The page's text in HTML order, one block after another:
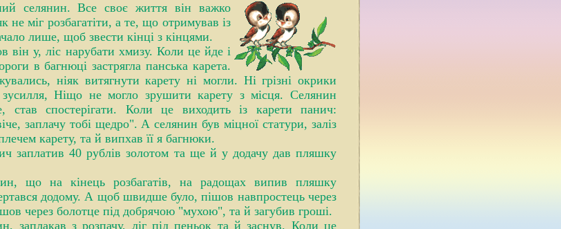
селянин. Все своє життя він важко
не міг розбагатіти, а те, що отримував із
лише, щоб звести кінці з кінцями.
він у, ліс нарубати хмизу. Коли це йде і
в багнюці застрягла панська карета.
ніяк витягнути карету ні могли. Ні грізні окрики
зусилля, Ніщо не могло зрушити карету з місця. Селянин
став спостерігати. Коли це виходить із карети панич:
заплачу тобі щедро". А селянин був міцної статури, заліз
карету, та й випхав її я багнюки.
заплатив 40 рублів золотом та ще й у додачу дав пляшку
що на кінець розбагатів, на радощах випив пляшку
додому. А щоб швидше було, пішов навпростець через
через болотце під добрячою "мухою", та й загубив гроші.
заплакав з розпачу, ліг під пеньок та й заснув. Коли це